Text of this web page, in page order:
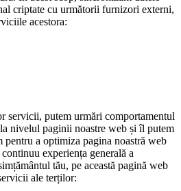
criptate cu următorii furnizori externi,
acestora:
servicii, putem urmări comportamentul
nivelul paginii noastre web și îl putem
pentru a optimiza pagina noastră web
experiența generală a
tău, pe această pagină web
ale terților: